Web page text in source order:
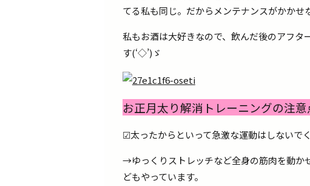
てる私も同じ。だからメンテナンスがかかせ
私もお酒は大好きなので、飲んだ後のアフ
す(‘◇’)ゞ
お正月太り解消トレーニングの注意
☑太ったからといって急激な運動はしないで
→ゆっくりストレッチなど全身の筋肉を動か
どもやっています。